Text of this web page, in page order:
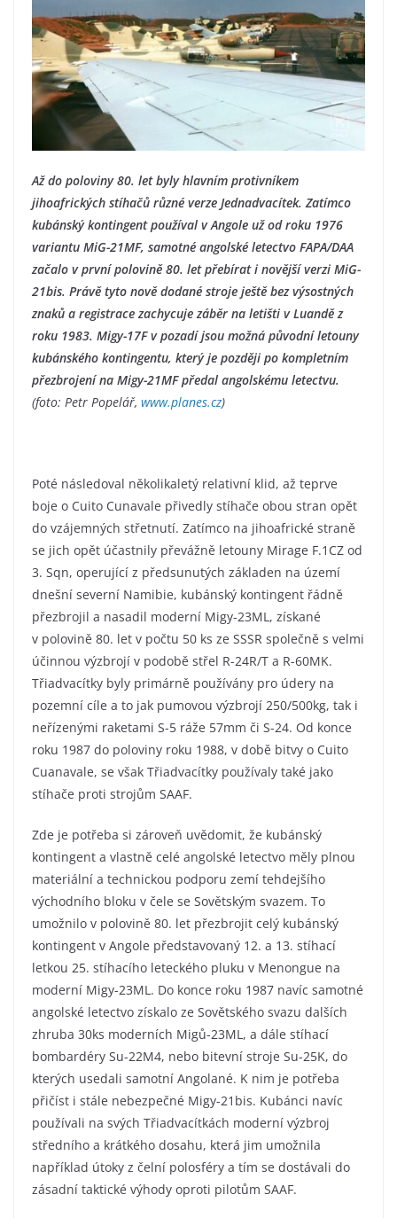
Až do poloviny 80. let byly hlavním protivníkem
jihoafrických stíhačů různé verze Jednadvacítek. Zatímco
kubánský kontingent používal v Angole už od roku 1976
variantu MiG-21MF, samotné angolské letectvo FAPA/DAA
začalo v první polovině 80. let přebírat i novější verzi MiG-
21bis. Právě tyto nově dodané stroje ještě bez výsostných
znaků a registrace zachycuje záběr na letišti v Luandě z
roku 1983. Migy-17F v pozadí jsou možná původní letouny
kubánského kontingentu, který je později po kompletním
přezbrojení na Migy-21MF předal angolskému letectvu.
(foto: Petr Popelář, www.planes.cz)
Poté následoval několikaletý relativní klid, až teprve
boje o Cuito Cunavale přivedly stíhače obou stran opět
do vzájemných střetnutí. Zatímco na jihoafrické straně
se jich opět účastnily převážně letouny Mirage F.1CZ od
3. Sqn, operující z předsunutých základen na území
dnešní severní Namibie, kubánský kontingent řádně
přezbrojil a nasadil moderní Migy-23ML, získané
v polovině 80. let v počtu 50 ks ze SSSR společně s velmi
účinnou výzbrojí v podobě střel R-24R/T a R-60MK.
Třiadvacítky byly primárně používány pro údery na
pozemní cíle a to jak pumovou výzbrojí 250/500kg, tak i
neřízenými raketami S-5 ráže 57mm či S-24. Od konce
roku 1987 do poloviny roku 1988, v době bitvy o Cuito
Cuanavale, se však Třiadvacítky používaly také jako
stíhače proti strojům SAAF.
Zde je potřeba si zároveň uvědomit, že kubánský
kontingent a vlastně celé angolské letectvo měly plnou
materiální a technickou podporu zemí tehdejšího
východního bloku v čele se Sovětským svazem. To
umožnilo v polovině 80. let přezbrojit celý kubánský
kontingent v Angole představovaný 12. a 13. stíhací
letkou 25. stíhacího leteckého pluku v Menongue na
moderní Migy-23ML. Do konce roku 1987 navíc samotné
angolské letectvo získalo ze Sovětského svazu dalších
zhruba 30ks moderních Migů-23ML, a dále stíhací
bombardéry Su-22M4, nebo bitevní stroje Su-25K, do
kterých usedali samotní Angolané. K nim je potřeba
přičíst i stále nebezpečné Migy-21bis. Kubánci navíc
používali na svých Třiadvacítkách moderní výzbroj
středního a krátkého dosahu, která jim umožnila
například útoky z čelní polosféry a tím se dostávali do
zásadní taktické výhody oproti pilotům SAAF.